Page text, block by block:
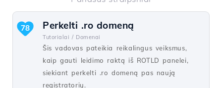
Perkelti .ro domeną
Tutorialai / Domenai
Šis vadovas pateikia reikalingus veiksmus,
kaip gauti leidimo raktą iš ROTLD panelei,
siekiant perkelti .ro domeną pas naują
registratorių.
78